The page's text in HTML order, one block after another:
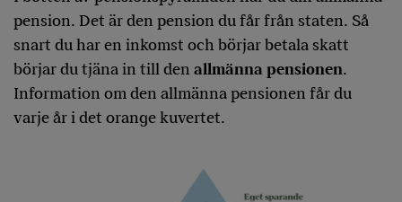
pension. Det är den pension du får från staten. Så
snart du har en inkomst och börjar betala skatt
börjar du tjäna in till den allmänna pensionen.
Information om den allmänna pensionen får du
varje år i det orange kuvertet.